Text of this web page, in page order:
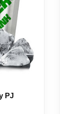
PJ